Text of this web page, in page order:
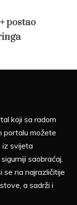
postao
koji sa radom
portalu možete
iz svijeta
saobraćaj.
se na najrazličitije
a sadrži i